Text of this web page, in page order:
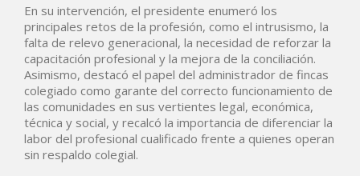
En su intervención, el presidente enumeró los
principales retos de la profesión, como el intrusismo, la
falta de relevo generacional, la necesidad de reforzar la
capacitación profesional y la mejora de la conciliación.
Asimismo, destacó el papel del administrador de fincas
colegiado como garante del correcto funcionamiento de
las comunidades en sus vertientes legal, económica,
técnica y social, y recalcó la importancia de diferenciar la
labor del profesional cualificado frente a quienes operan
sin respaldo colegial.